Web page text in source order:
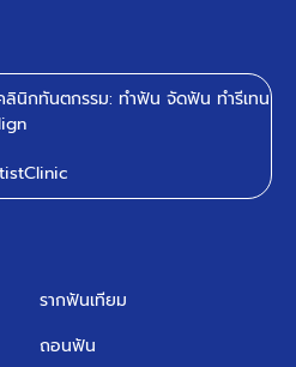
นิกทันตกรรม: ทำฟัน จัดฟัน ทำรีเทน
รากฟันเทียม
ถอนฟัน